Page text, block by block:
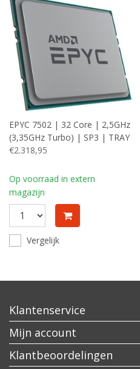
EPYC 7502 | 32 Core | 2,5GHz
(3,35GHz Turbo) | SP3 | TRAY
| Processor | CPU
€2.318,95
Op voorraad in extern
magazijn
Vergelijk
Klantenservice
Mijn account
Klantbeoordelingen